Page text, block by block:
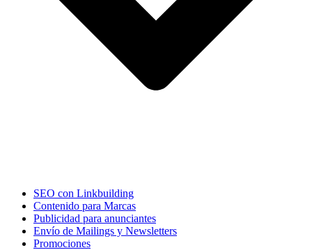
SEO con Linkbuilding
Contenido para Marcas
Publicidad para anunciantes
Envío de Mailings y Newsletters
Promociones